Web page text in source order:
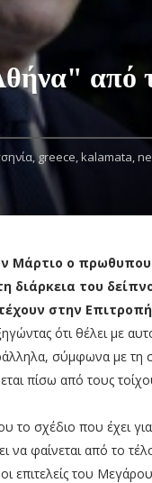
από
greece,kalamata,
Μάρτιο ο
του
στην
ότι θέλει με
σύμφωνα με τη
πίσω από τους
το σχέδιο που έχει
να φαίνεται από το
επιτελείς του